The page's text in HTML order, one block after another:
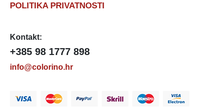
POLITIKA PRIVATNOSTI
Kontakt:
+385 98 1777 898
info@colorino.hr